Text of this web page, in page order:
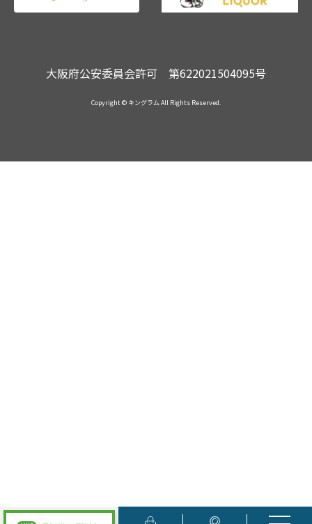
大阪府公安委員会許可 第622021504095号
Copyright © キングラム All Rights Reserved.